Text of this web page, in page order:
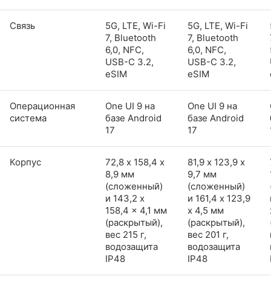
Связь
5G, LTE, Wi-Fi
7, Bluetooth
6,0, NFC,
USB-C 3.2,
eSIM
5G, LTE, Wi-Fi
7, Bluetooth
6,0, NFC,
USB-C 3.2,
eSIM
Операционная
система
One UI 9 на
базе Android
17
One UI 9 на
базе Android
17
Корпус
72,8 х 158,4 х
8,9 мм
(сложенный)
и 143,2 x
158,4 x 4,1 мм
(раскрытый),
вес 215 г,
водозащита
IP48
81,9 х 123,9 х
9,7 мм
(сложенный)
и 161,4 x 123,9
x 4,5 мм
(раскрытый),
вес 201 г,
водозащита
IP48